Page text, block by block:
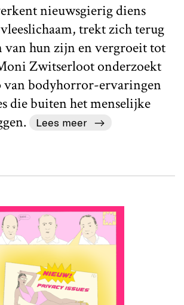
nieuwsgierig diens
trekt zich terug
van hun zijn en vergroeit tot
Zwitserloot onderzoekt
van bodyhorror-ervaringen
die buiten het menselijke
Lees meer